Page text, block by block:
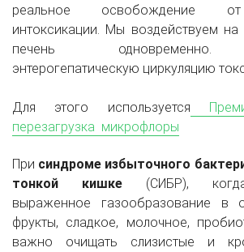
реальное освобождение от
интоксикации. Мы воздействуем на
печень одновременно.
энтерогепатическую циркуляцию
Для этого используется
перезагрузка микрофлоры
При синдроме избыточного
тонкой кишке (СИБР), когда
выраженное газообразование в
фрукты, сладкое, молочное,
важно очищать слизистые и